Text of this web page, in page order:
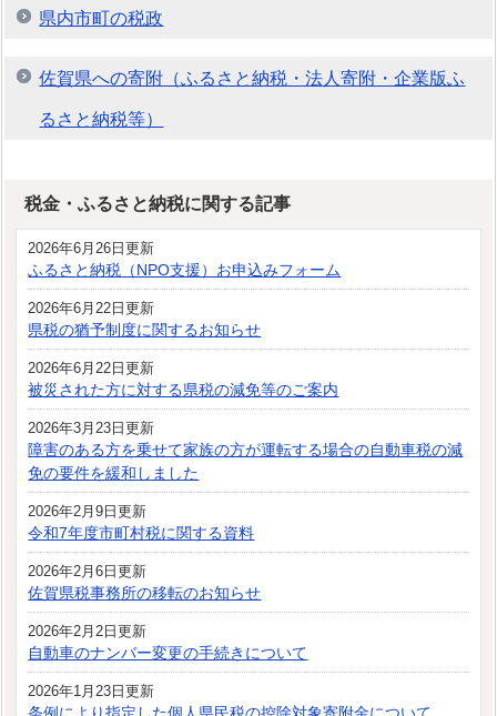
県内市町の税政
佐賀県への寄附（ふるさと納税・法人寄附・企業版ふ
るさと納税等）
税金・ふるさと納税に関する記事
2026年6月26日更新
ふるさと納税（NPO支援）お申込みフォーム
2026年6月22日更新
県税の猶予制度に関するお知らせ
2026年6月22日更新
被災された方に対する県税の減免等のご案内
2026年3月23日更新
障害のある方を乗せて家族の方が運転する場合の自動車税の減
免の要件を緩和しました
2026年2月9日更新
令和7年度市町村税に関する資料
2026年2月6日更新
佐賀県税事務所の移転のお知らせ
2026年2月2日更新
自動車のナンバー変更の手続きについて
2026年1月23日更新